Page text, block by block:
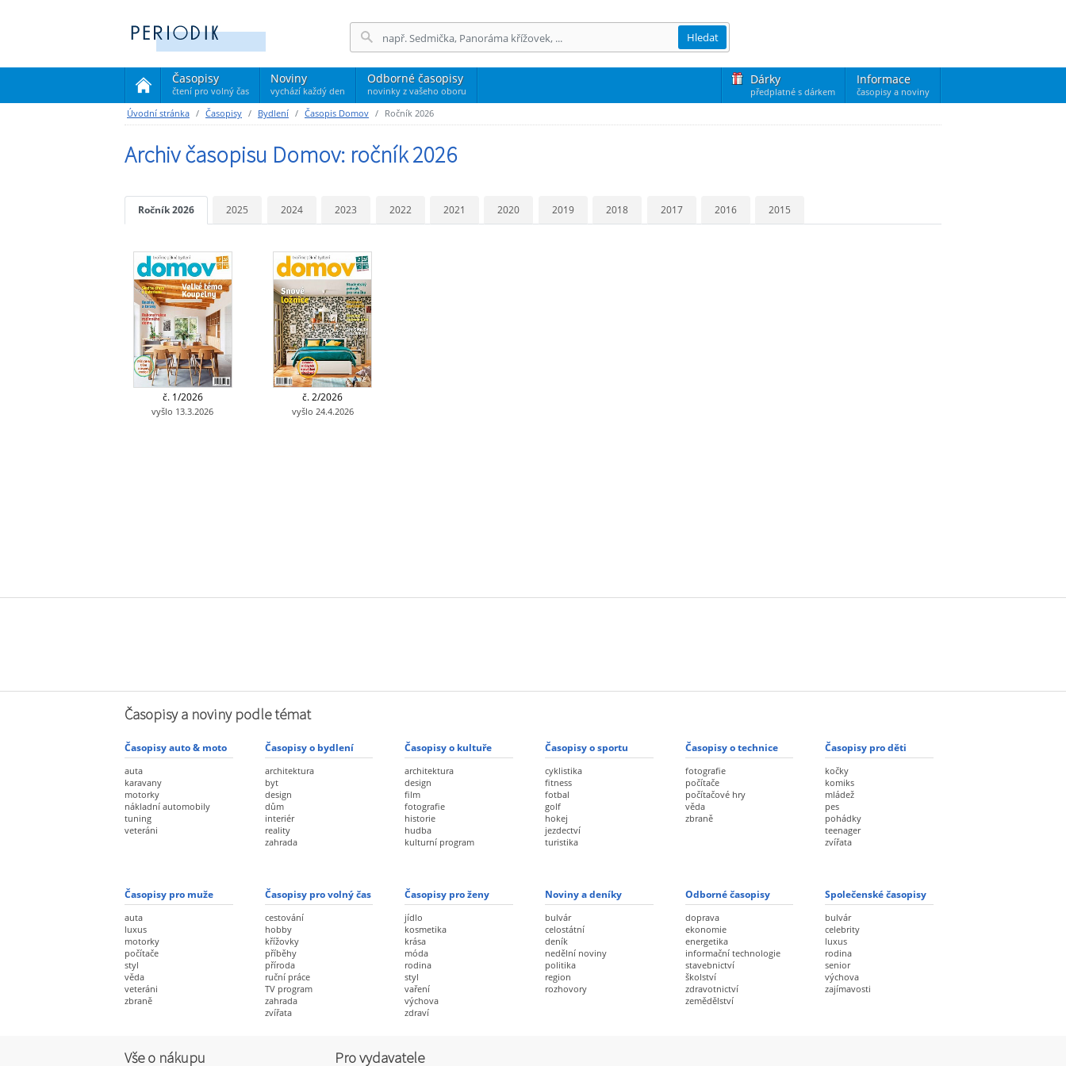
Časopisy
čtení pro volný čas
(current)
Noviny
vychází každý den
Odborné časopisy
novinky z vašeho oboru
Dárky
předplatné s dárkem
Informace
časopisy a noviny
Hledat
Úvodní stránka Časopisy Bydlení Časopis Domov Ročník 2026
Archiv časopisu Domov: ročník 2026
Ročník 2026 2025 2024 2023 2022 2021 2020 2019 2018 2017 2016 2015
č. 1/2026
vyšlo 13.3.2026
č. 2/2026
vyšlo 24.4.2026
Časopisy a noviny podle témat
Časopisy auto & moto
auta
karavany
motorky
nákladní automobily
tuning
veteráni
Časopisy o bydlení
architektura
byt
design
dům
interiér
reality
zahrada
Časopisy o kultuře
architektura
design
film
fotografie
historie
hudba
kulturní program
Časopisy o sportu
cyklistika
fitness
fotbal
golf
hokej
jezdectví
turistika
Časopisy o technice
fotografie
počítače
počítačové hry
věda
zbraně
Časopisy pro děti
kočky
komiks
mládež
pes
pohádky
teenager
zvířata
Časopisy pro muže
auta
luxus
motorky
počítače
styl
věda
veteráni
zbraně
Časopisy pro volný čas
cestování
hobby
křížovky
příběhy
příroda
ruční práce
TV program
zahrada
zvířata
Časopisy pro ženy
jídlo
kosmetika
krása
móda
rodina
styl
vaření
výchova
zdraví
Noviny a deníky
bulvár
celostátní
deník
nedělní noviny
politika
region
rozhovory
Odborné časopisy
doprava
ekonomie
energetika
informační technologie
stavebnictví
školství
zdravotnictví
zemědělství
Společenské časopisy
bulvár
celebrity
luxus
rodina
senior
výchova
zajímavosti
Vše o nákupu Pro vydavatele